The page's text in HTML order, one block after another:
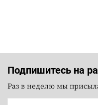
Подпишитесь на
Раз в неделю мы